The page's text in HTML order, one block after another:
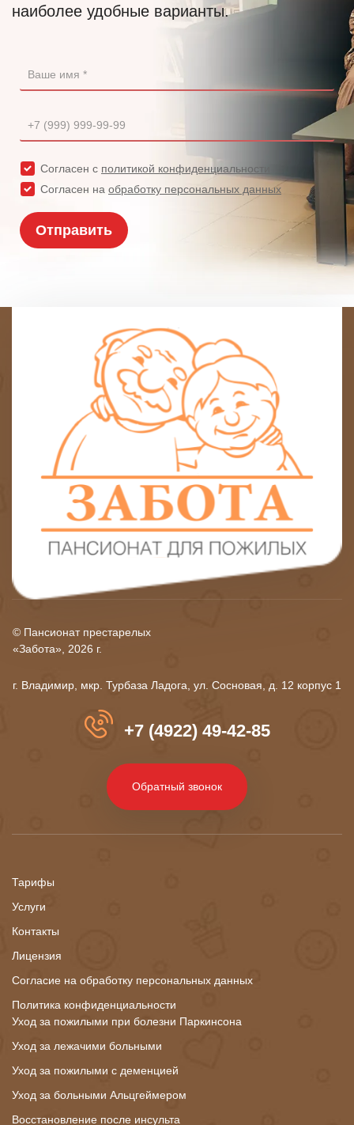
наиболее удобные варианты.
© Пансионат престарелых
«Забота», 2026 г.
г. Владимир, мкр. Турбаза Ладога, ул. Сосновая, д. 12 корпус 1
+7 (4922) 49-42-85
Обратный звонок
Тарифы
Услуги
Контакты
Лицензия
Согласие на обработку персональных данных
Политика конфиденциальности
Уход за пожилыми при болезни Паркинсона
Уход за лежачими больными
Уход за пожилыми с деменцией
Уход за больными Альцгеймером
Восстановление после инсульта